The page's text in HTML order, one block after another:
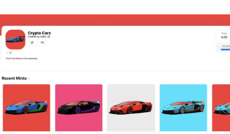
Home
9 sept: GenAI-training
12 nov: MarketingLive!
Adverteren